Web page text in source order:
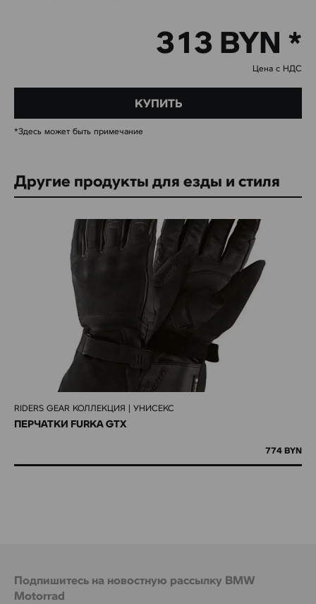
313 BYN *
Цена с НДС
КУПИТЬ
*Здесь может быть примечание
Другие продукты для езды и стиля
RIDERS GEAR КОЛЛЕКЦИЯ | УНИСЕКС
ПЕРЧАТКИ FURKA GTX
774 BYN
Подпишитесь на новостную рассылку BMW
Motorrad